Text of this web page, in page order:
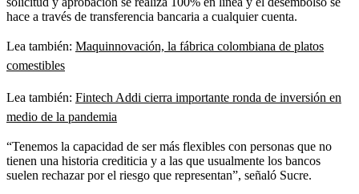
hace a través de transferencia bancaria a cualquier cuenta.
Lea también: Maquinnovación, la fábrica colombiana de platos
comestibles
Lea también: Fintech Addi cierra importante ronda de inversión en
medio de la pandemia
“Tenemos la capacidad de ser más flexibles con personas que no
tienen una historia crediticia y a las que usualmente los bancos
suelen rechazar por el riesgo que representan”, señaló Sucre.